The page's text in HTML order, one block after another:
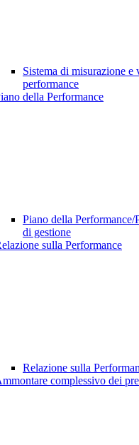
Sistema di misurazione e
performance
della Performance
Piano della Performance/
di gestione
sulla Performance
Relazione sulla
complessivo dei